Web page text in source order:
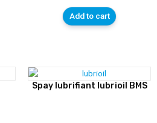
Add to cart
Spay lubrifiant lubrioil BMS